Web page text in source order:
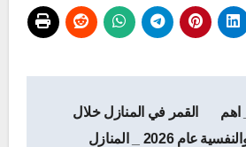
اهم
القمر في المنازل خلال
عام 2026 _ المنازل